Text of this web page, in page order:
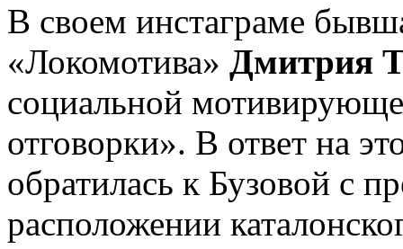
В своем инстаграме
«Локомотива» Дмитрия
социальной
отговорки». В ответ на
обратилась к Бузовой с
расположении